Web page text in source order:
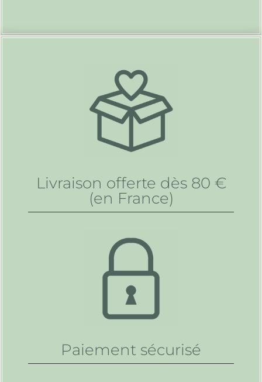
Livraison offerte dès 80 €
(en France)
Paiement sécurisé